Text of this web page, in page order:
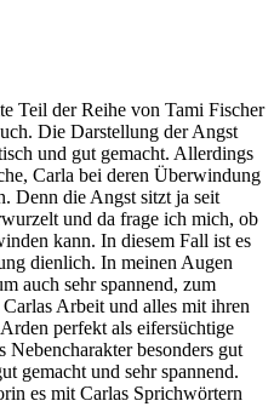
Teil der Reihe von Tami Fischer
Die Darstellung der Angst
und gut gemacht. Allerdings
Carla bei deren Überwindung
Denn die Angst sitzt ja seit
und da frage ich mich, ob
kann. In diesem Fall ist es
dienlich. In meinen Augen
auch sehr spannend, zum
Arbeit und alles mit ihren
perfekt als eifersüchtige
Nebencharakter besonders gut
gemacht und sehr spannend.
es mit Carlas Sprichwörtern